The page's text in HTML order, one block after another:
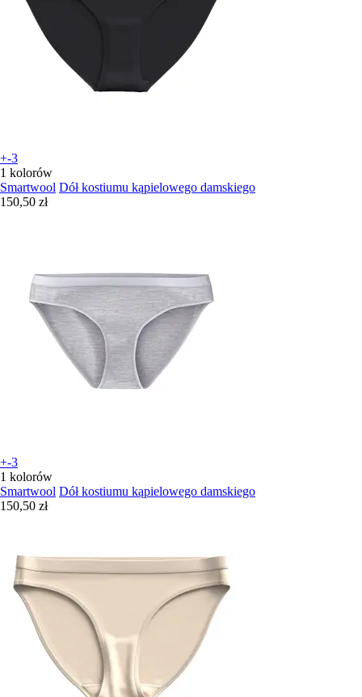
+-3
1 kolorów
Smartwool Dół kostiumu kąpielowego damskiego
150,50 zł
+-3
1 kolorów
Smartwool Dół kostiumu kąpielowego damskiego
150,50 zł